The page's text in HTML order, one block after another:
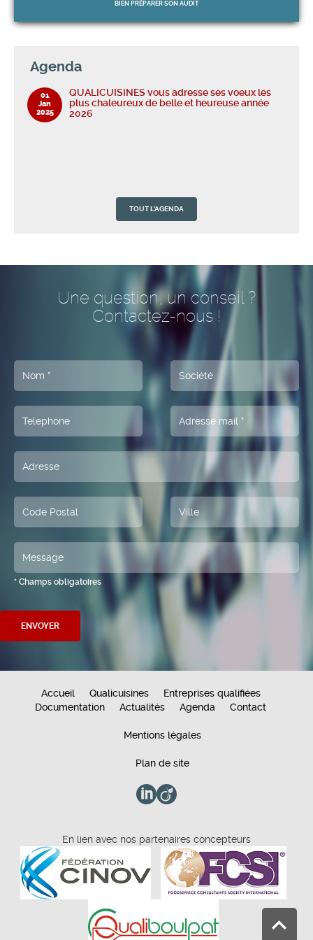
BIEN PRÉPARER SON AUDIT
Agenda
TOUT L'AGENDA
01
Jan
2025
QUALICUISINES vous adresse ses voeux les
plus chaleureux de belle et heureuse année
2026
QUALICUISINES vous adresse ses voeux les
plus chaleureux de belle et heureuse année
Une question, un conseil ?
Contactez-nous !
* Champs obligatoires
Accueil Qualicuisines
Entreprises qualifiées
Documentation
Actualités Agenda Contact
Mentions légales
Plan de site
En lien avec nos partenaires concepteurs